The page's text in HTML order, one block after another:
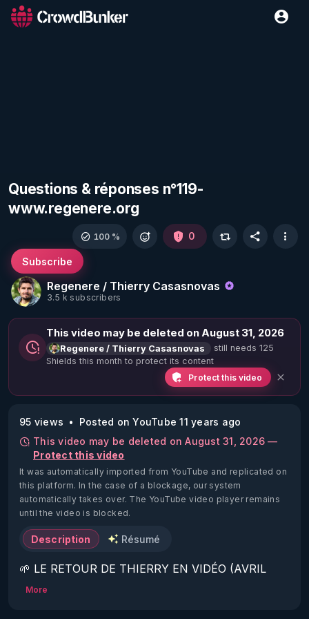
Questions & réponses n°119-
www.regenere.org
Regenere / Thierry Casasnovas
3.5 k subscribers
Subscribe
100 % 0
This video may be deleted on August 31, 2026
Regenere / Thierry Casasnovas
still needs 125
Shields this month to protect its content
Protect this video
95 views
Posted on YouTube 11 years ago
This video may be deleted on August 31, 2026 —
Protect this video
It was automatically imported from YouTube and replicated on
this platform. In the case of a blockage, our system
automatically takes over. The YouTube video player remains
until the video is blocked.
Description Résumé
🌱 LE RETOUR DE THIERRY EN VIDÉO (AVRIL
2022)!
More